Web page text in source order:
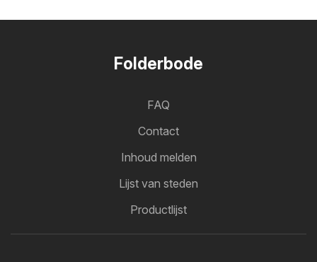
Folderbode
FAQ
Contact
Inhoud melden
Lijst van steden
Productlijst